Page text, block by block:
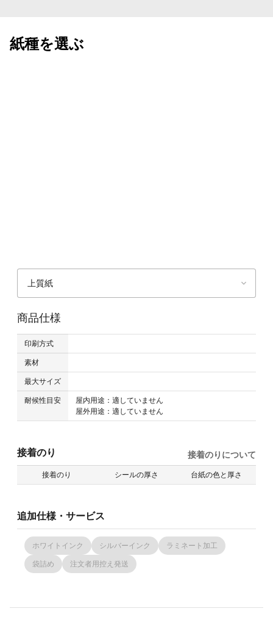
紙種を選ぶ
上質紙
商品仕様
印刷方式
素材
最大サイズ
耐候性目安
屋内用途：適していません
屋外用途：適していません
接着のり 接着のりについて
接着のり シールの厚さ 台紙の色と厚さ
追加仕様・サービス
ホワイトインク シルバーインク ラミネート加工
袋詰め 注文者用控え発送